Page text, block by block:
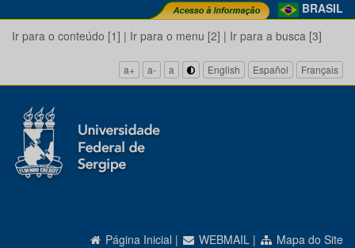
BRASIL
Ir para o conteúdo [1] | Ir para o menu [2] | Ir para a busca [3]
a+ a- a English Español Français
Página Inicial | WEBMAIL | Mapa do Site